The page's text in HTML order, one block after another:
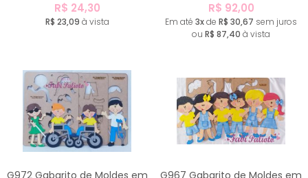
R$ 24,30
R$ 23,09 à vista
R$ 92,00
Em até 3xde R$ 30,67 sem juros
ou R$ 87,40 à vista
G972 Gabarito de Moldes em
G967 Gabarito de Moldes em